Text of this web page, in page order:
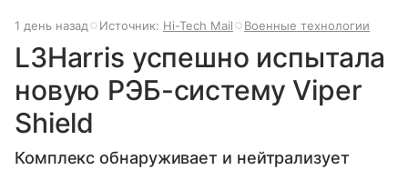
1 день назад Источник: Hi-Tech Mail Военные технологии
L3Harris успешно испытала
новую РЭБ-систему Viper
Shield
Комплекс обнаруживает и нейтрализует